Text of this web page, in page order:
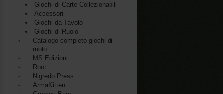
Giochi di Carte Collezionabili
Accessori
Giochi da Tavolo
Giochi di Ruolo
Catalogo completo giochi di
ruolo
MS Edizioni
Root
Nigredo Press
ArmaKitten